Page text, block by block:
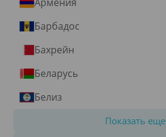
Барбадос
Бахрейн
Беларусь
Белиз
Показать еще